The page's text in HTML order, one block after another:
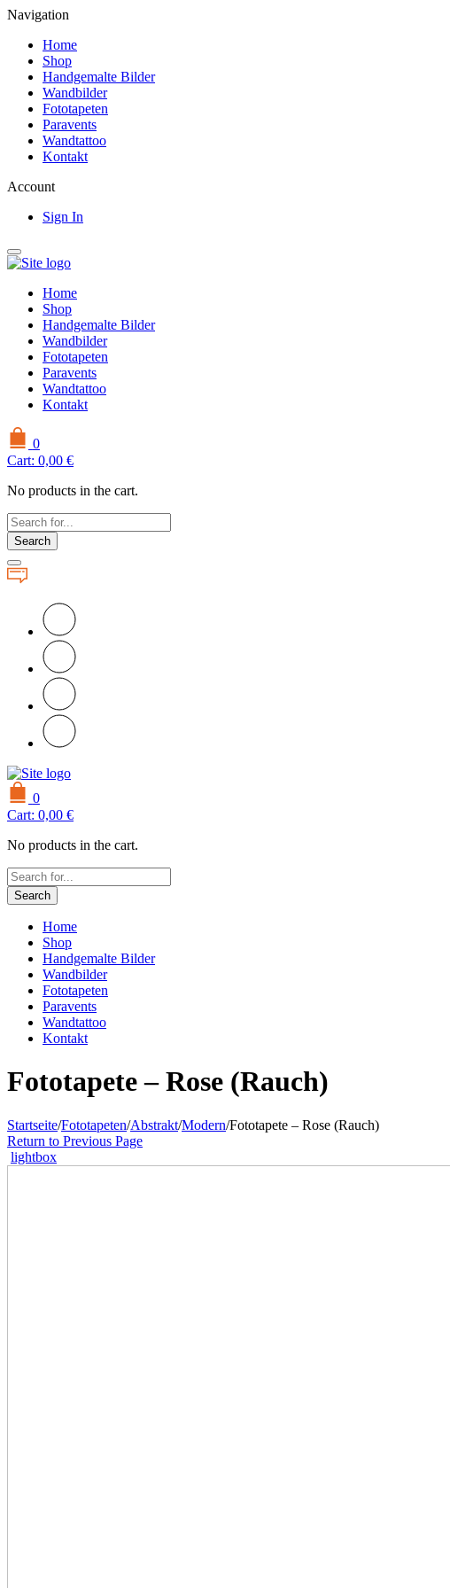
Navigation
Home
Shop
Handgemalte Bilder
Wandbilder
Fototapeten
Paravents
Wandtattoo
Kontakt
Account
Sign In
Home
Shop
Handgemalte Bilder
Wandbilder
Fototapeten
Paravents
Wandtattoo
Kontakt
0
Cart: 0,00 €
No products in the cart.
Search
0
Cart: 0,00 €
No products in the cart.
Search
Home
Shop
Handgemalte Bilder
Wandbilder
Fototapeten
Paravents
Wandtattoo
Kontakt
Fototapete – Rose (Rauch)
Startseite/Fototapeten/Abstrakt/Modern/Fototapete – Rose (Rauch)
Return to Previous Page
lightbox